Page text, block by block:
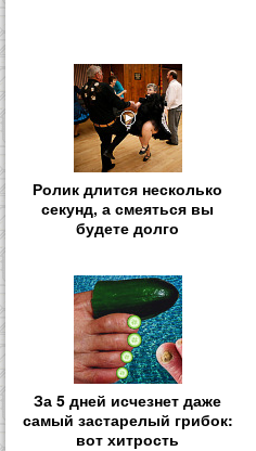
Ролик длится несколько
секунд, а смеяться вы
будете долго
За 5 дней исчезнет даже
самый застарелый грибок:
вот хитрость